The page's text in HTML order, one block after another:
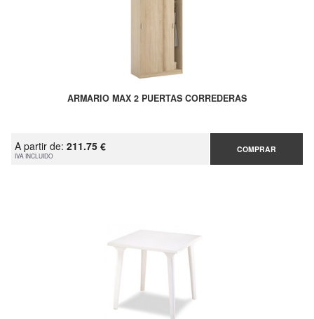
ARMARIO MAX 2 PUERTAS CORREDERAS
A partir de: 211.75 €
IVA INCLUIDO
COMPRAR